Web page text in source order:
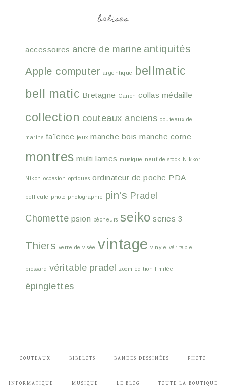
balises
accessoires ancre de marine antiquités
Apple computer argentique
bellmatic
bell matic Bretagne Canon collas médaille
collection couteaux anciens couteaux de
marins faïence jeux manche bois manche corne
montres multi lames musique neuf de stock Nikkor
Nikon occasion optiques ordinateur de poche PDA
pellicule photo photographie pin's Pradel
Chomette psion pêcheurs seiko series 3
Thiers verre de visée vintage vinyle véritable
brossard véritable pradel zoom édition limitée
épinglettes
COUTEAUX BIBELOTS BANDES DESSINÉES PHOTO
INFORMATIQUE MUSIQUE LE BLOG TOUTE LA BOUTIQUE